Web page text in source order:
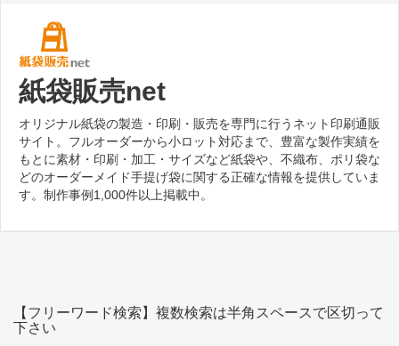
紙袋販売net
オリジナル紙袋の製造・印刷・販売を専門に行うネット印刷通販
サイト。フルオーダーから小ロット対応まで、豊富な製作実績を
もとに素材・印刷・加工・サイズなど紙袋や、不織布、ポリ袋な
どのオーダーメイド手提げ袋に関する正確な情報を提供していま
す。制作事例1,000件以上掲載中。
【フリーワード検索】複数検索は半角スペースで区切って
下さい